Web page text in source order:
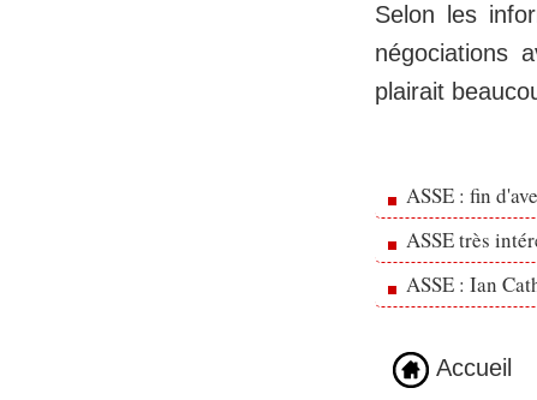
Selon les
négociations
plairait
ASSE : fin
ASSE très
ASSE : Ian
Accueil